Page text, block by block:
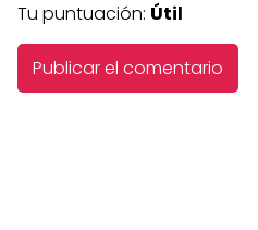
Tu puntuación: Útil